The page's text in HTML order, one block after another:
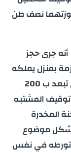
، وحجزت بحوزتهما نصف طن
أنه جرى حجز
مخدر الشيرا معبأة على شكل 20 رزمة بمنزل يملكه
المشتبه فيه الأول بمنطقة “احفيرة” التي تبعد ب 200
توقيف المشتبه
المخدرة
يشكل موضوع
تورطه في نفس